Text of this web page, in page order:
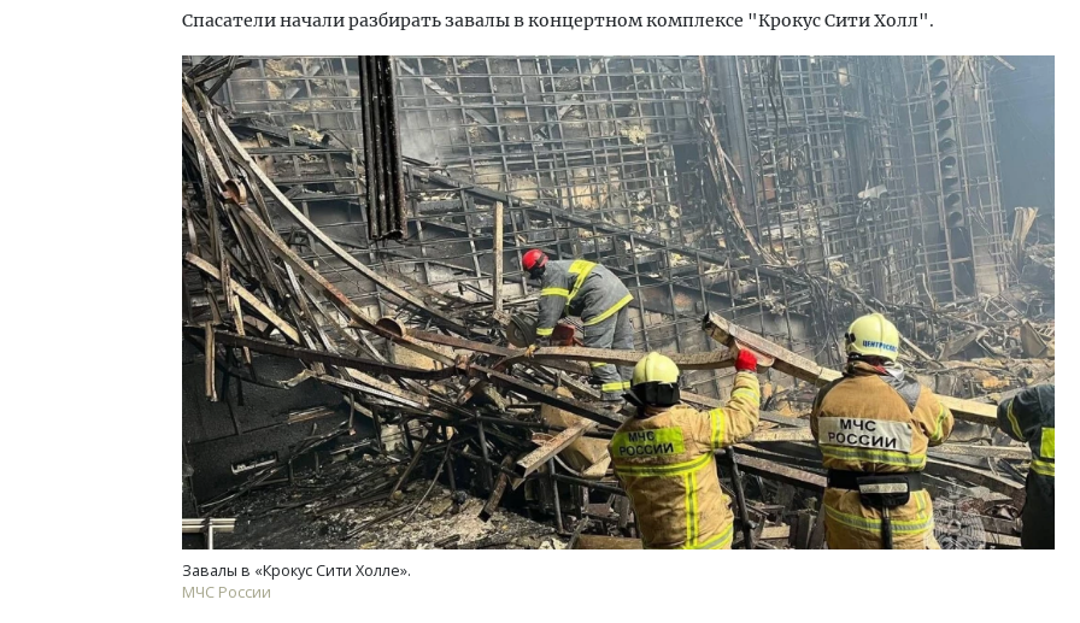
Спасатели начали разбирать завалы в концертном комплексе "Крокус Сити Холл".
Завалы в «Крокус Сити Холле».
МЧС России
Смелость архитектурных идей.
Генеральный директор компании
ЗИАС — об эстетике городов,
трендах в фасадах и развитии рынка
СТРОИТЕЛЬСТВО
Архитектурный код
земли. Мощение
плитами становится
стандартом
СТРОИТЕЛЬСТВО